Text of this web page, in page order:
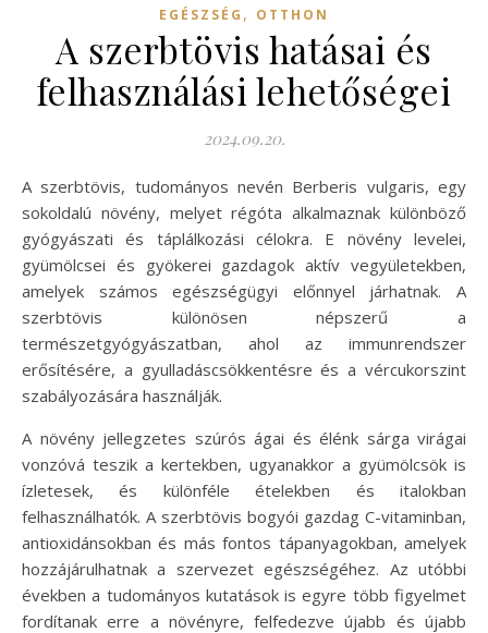
EGÉSZSÉG , OTTHON
A szerbtövis hatásai és
felhasználási lehetőségei
2024.09.20.
A szerbtövis, tudományos nevén Berberis vulgaris, egy
sokoldalú növény, melyet régóta alkalmaznak különböző
gyógyászati és táplálkozási célokra. E növény levelei,
gyümölcsei és gyökerei gazdagok aktív vegyületekben,
amelyek számos egészségügyi előnnyel járhatnak. A
szerbtövis különösen népszerű a
természetgyógyászatban, ahol az immunrendszer
erősítésére, a gyulladáscsökkentésre és a vércukorszint
szabályozására használják.
A növény jellegzetes szúrós ágai és élénk sárga virágai
vonzóvá teszik a kertekben, ugyanakkor a gyümölcsök is
ízletesek, és különféle ételekben és italokban
felhasználhatók. A szerbtövis bogyói gazdag C-vitaminban,
antioxidánsokban és más fontos tápanyagokban, amelyek
hozzájárulhatnak a szervezet egészségéhez. Az utóbbi
években a tudományos kutatások is egyre több figyelmet
fordítanak erre a növényre, felfedezve újabb és újabb